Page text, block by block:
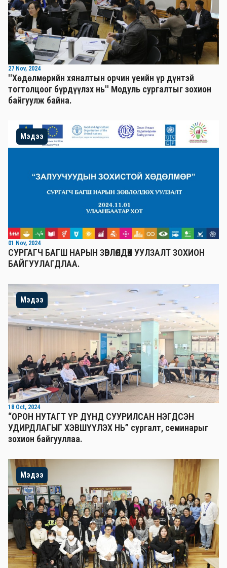
27 Nov, 2024
''Хөдөлмөрийн хяналтын орчин үеийн үр дүнтэй
тогтолцоог бүрдүүлэх нь'' Mодуль сургалтыг зохион
байгуулж байна.
Мэдээ
01 Nov, 2024
СУРГАГЧ БАГШ НАРЫН ЗӨВЛӨЛДӨХ УУЛЗАЛТ ЗОХИОН
БАЙГУУЛАГДЛАА.
Мэдээ
18 Oct, 2024
“ОРОН НУТАГТ ҮР ДҮНД СУУРИЛСАН НЭГДСЭН
УДИРДЛАГЫГ ХЭВШҮҮЛЭХ НЬ” сургалт, семинарыг
зохион байгууллаа.
Мэдээ